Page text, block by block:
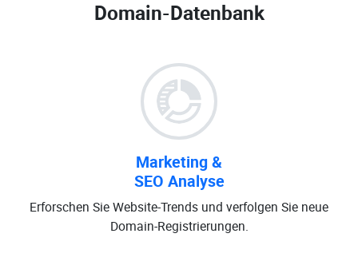
Domain-Datenbank
Marketing &
SEO Analyse
Erforschen Sie Website-Trends und verfolgen Sie neue
Domain-Registrierungen.